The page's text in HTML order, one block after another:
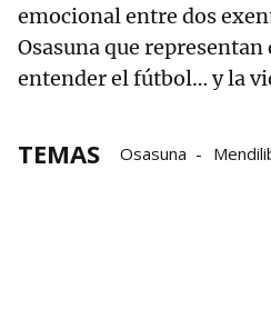
emocional entre dos
Osasuna que representan
entender el fútbol… y la
TEMAS Osasuna